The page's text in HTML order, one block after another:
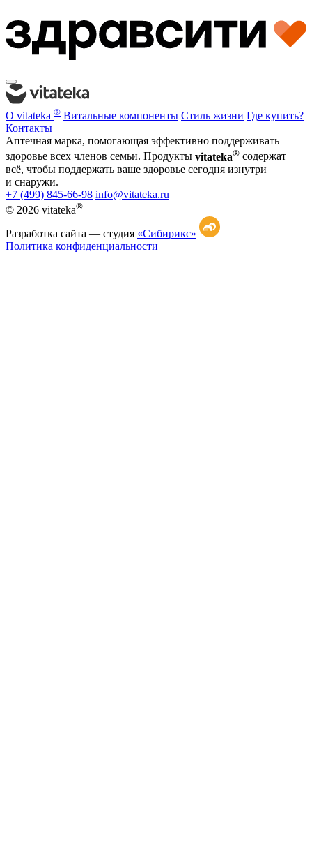
О vitateka ® Витальные компоненты Стиль жизни Где купить?
Контакты
Аптечная марка, помогающая эффективно поддерживать
здоровье всех членов семьи. Продукты vitateka® содержат
всё, чтобы поддержать ваше здоровье сегодня изнутри
и снаружи.
+7 (499) 845-66-98 info@vitateka.ru
© 2026 vitateka®
Разработка сайта — студия «Сибирикс»
Политика конфиденциальности